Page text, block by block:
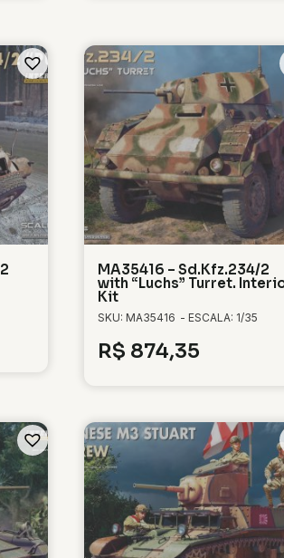
MA35416 – Sd.Kfz.234/2
with “Luchs” Turret.
Kit
SKU: MA35416 - ESCALA: 1/35
R$ 874,35